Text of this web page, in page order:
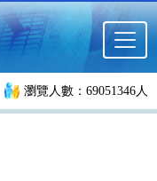
瀏覽人數：69051346人